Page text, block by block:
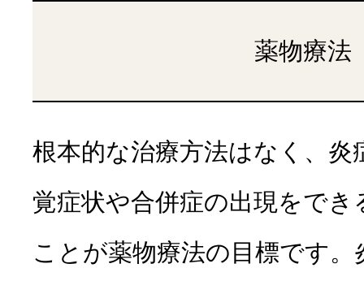
薬物療法
根本的な治療方法はなく、炎
覚症状や合併症の出現をで
ことが薬物療法の目標です